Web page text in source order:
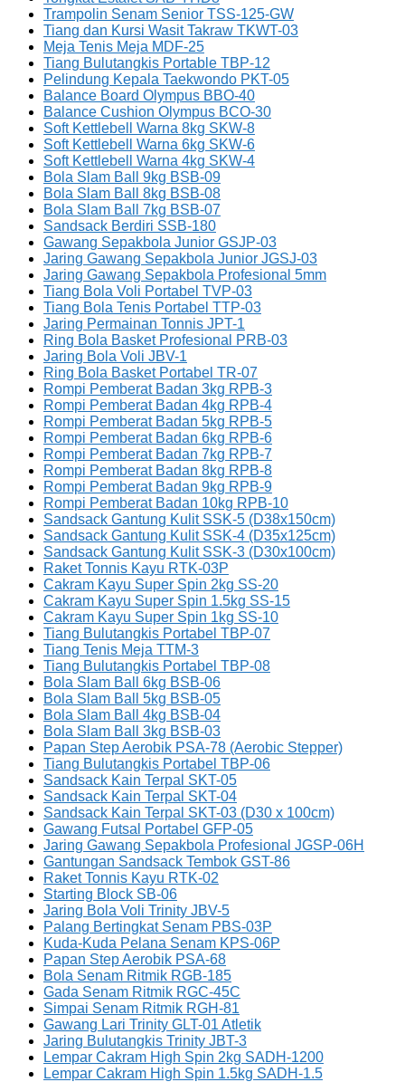
Trampolin Senam Senior TSS-125-GW
Tiang dan Kursi Wasit Takraw TKWT-03
Meja Tenis Meja MDF-25
Tiang Bulutangkis Portable TBP-12
Pelindung Kepala Taekwondo PKT-05
Balance Board Olympus BBO-40
Balance Cushion Olympus BCO-30
Soft Kettlebell Warna 8kg SKW-8
Soft Kettlebell Warna 6kg SKW-6
Soft Kettlebell Warna 4kg SKW-4
Bola Slam Ball 9kg BSB-09
Bola Slam Ball 8kg BSB-08
Bola Slam Ball 7kg BSB-07
Sandsack Berdiri SSB-180
Gawang Sepakbola Junior GSJP-03
Jaring Gawang Sepakbola Junior JGSJ-03
Jaring Gawang Sepakbola Profesional 5mm
Tiang Bola Voli Portabel TVP-03
Tiang Bola Tenis Portabel TTP-03
Jaring Permainan Tonnis JPT-1
Ring Bola Basket Profesional PRB-03
Jaring Bola Voli JBV-1
Ring Bola Basket Portabel TR-07
Rompi Pemberat Badan 3kg RPB-3
Rompi Pemberat Badan 4kg RPB-4
Rompi Pemberat Badan 5kg RPB-5
Rompi Pemberat Badan 6kg RPB-6
Rompi Pemberat Badan 7kg RPB-7
Rompi Pemberat Badan 8kg RPB-8
Rompi Pemberat Badan 9kg RPB-9
Rompi Pemberat Badan 10kg RPB-10
Sandsack Gantung Kulit SSK-5 (D38x150cm)
Sandsack Gantung Kulit SSK-4 (D35x125cm)
Sandsack Gantung Kulit SSK-3 (D30x100cm)
Raket Tonnis Kayu RTK-03P
Cakram Kayu Super Spin 2kg SS-20
Cakram Kayu Super Spin 1.5kg SS-15
Cakram Kayu Super Spin 1kg SS-10
Tiang Bulutangkis Portabel TBP-07
Tiang Tenis Meja TTM-3
Tiang Bulutangkis Portabel TBP-08
Bola Slam Ball 6kg BSB-06
Bola Slam Ball 5kg BSB-05
Bola Slam Ball 4kg BSB-04
Bola Slam Ball 3kg BSB-03
Papan Step Aerobik PSA-78 (Aerobic Stepper)
Tiang Bulutangkis Portabel TBP-06
Sandsack Kain Terpal SKT-05
Sandsack Kain Terpal SKT-04
Sandsack Kain Terpal SKT-03 (D30 x 100cm)
Gawang Futsal Portabel GFP-05
Jaring Gawang Sepakbola Profesional JGSP-06H
Gantungan Sandsack Tembok GST-86
Raket Tonnis Kayu RTK-02
Starting Block SB-06
Jaring Bola Voli Trinity JBV-5
Palang Bertingkat Senam PBS-03P
Kuda-Kuda Pelana Senam KPS-06P
Papan Step Aerobik PSA-68
Bola Senam Ritmik RGB-185
Gada Senam Ritmik RGC-45C
Simpai Senam Ritmik RGH-81
Gawang Lari Trinity GLT-01 Atletik
Jaring Bulutangkis Trinity JBT-3
Lempar Cakram High Spin 2kg SADH-1200
Lempar Cakram High Spin 1.5kg SADH-1.5